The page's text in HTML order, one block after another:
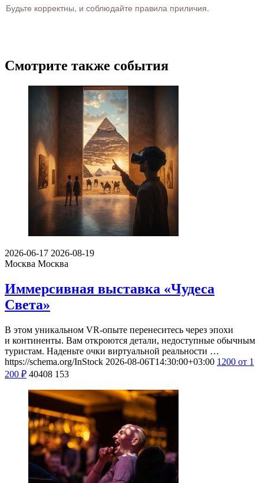
Будьте корректны, и соблюдайте правила приличия.
Смотрите также события
2026-06-17 2026-08-19
Москва Москва
Иммерсивная выставка «Чудеса
Света»
В этом уникальном VR-опыте перенеситесь через эпохи
и континенты. Вам откроются детали, недоступные обычным
туристам. Наденьте очки виртуальной реальности …
https://schema.org/InStock 2026-08-06T14:30:00+03:00 1200 от 1
200 ₽ 40408 153